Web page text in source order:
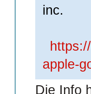
inc.
apple-
Die Info